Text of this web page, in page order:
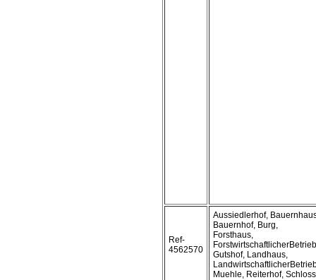
Ref-
4562570
Aussiedlerhof,
Bauernhof, Burg,
Forsthaus,
Gutshof, Landhaus,
Muehle, Reiterhof, Schloss